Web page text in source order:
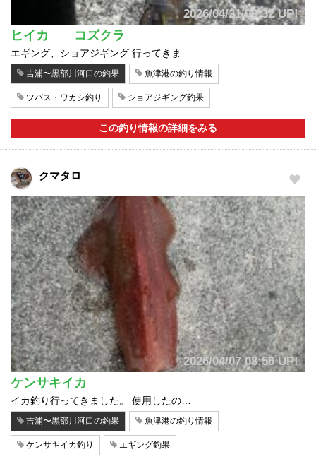
2026/04/21 08:32 UP!
ヒイカ コズクラ
エギング、ショアジギング 行ってきま…
吉浦〜黒部川河口の釣果 魚津港の釣り情報
ツバス・ワカシ釣り ショアジギング釣果
この釣り情報の詳細をみる
クマタロ
2026/04/07 08:56 UP!
ケンサキイカ
イカ釣り行ってきました。 使用したの…
吉浦〜黒部川河口の釣果 魚津港の釣り情報
ケンサキイカ釣り エギング釣果